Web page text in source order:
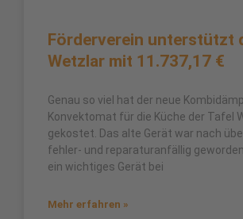
Förderverein unterstützt
Wetzlar mit 11.737,17 €
Genau so viel hat der neue
Konvektomat für die Küche der Tafel
gekostet. Das alte Gerät war nach
fehler- und reparaturanfällig
ein wichtiges Gerät bei
Mehr erfahren »